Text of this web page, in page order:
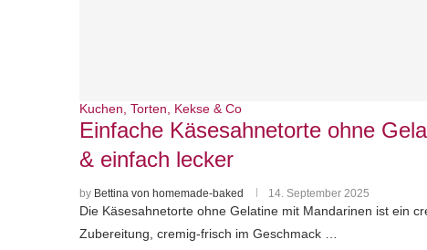
Kuchen, Torten, Kekse & Co
Einfache Käsesahnetorte ohne
& einfach lecker
by Bettina von homemade-baked 14. September 2025
Die Käsesahnetorte ohne Gelatine mit Mandarinen ist ein
Zubereitung, cremig-frisch im Geschmack …